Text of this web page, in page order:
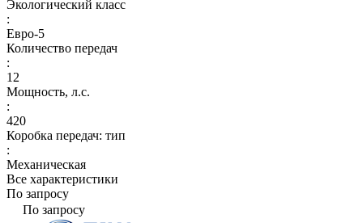
Экологический класс
:
Евро-5
Количество передач
:
12
Мощность, л.с.
:
420
Коробка передач: тип
:
Механическая
Все характеристики
По запросу
По запросу